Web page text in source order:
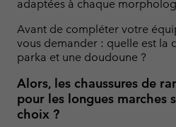
adaptées à chaque
Avant de compléter votre
vous demander : quelle est la
parka et une doudoune ?
Alors, les chaussures de
pour les longues marches
choix ?